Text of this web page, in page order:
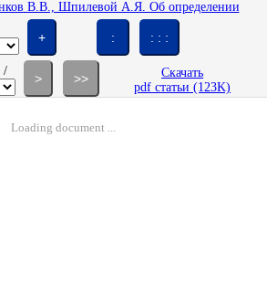
В.В., Шпилевой А.Я. Об определении
потока через систему круговых или
проницаемости // Изв. РАН. МЖГ. 2002.
№ 6. С. 162-165.
+ : : : :
/
> >>
Скачать
pdf статьи (123K)
Loading document ...